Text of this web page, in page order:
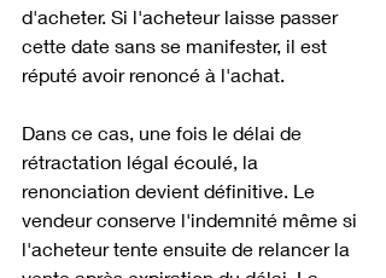
d'acheter. Si l'acheteur laisse passer
cette date sans se manifester, il est
réputé avoir renoncé à l'achat.
Dans ce cas, une fois le délai de
rétractation légal écoulé, la
renonciation devient définitive. Le
vendeur conserve l'indemnité même si
l'acheteur tente ensuite de relancer la